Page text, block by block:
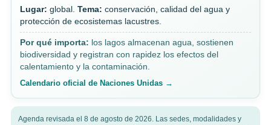
Lugar: global. Tema: conservación, calidad del agua y
protección de ecosistemas lacustres.
Por qué importa: los lagos almacenan agua, sostienen
biodiversidad y registran con rapidez los efectos del
calentamiento y la contaminación.
Calendario oficial de Naciones Unidas →
Agenda revisada el 8 de agosto de 2026. Las sedes, modalidades y